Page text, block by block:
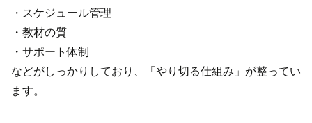
・スケジュール管理
・教材の質
・サポート体制
などがしっかりしており、「やり切る仕組み」が整ってい
ます。